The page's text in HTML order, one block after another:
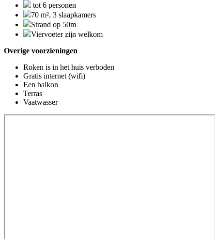
tot 6 personen
70 m², 3 slaapkamers
Strand op 50m
Viervoeter zijn welkom
Overige voorzieningen
Roken is in het huis verboden
Gratis internet (wifi)
Een balkon
Terras
Vaatwasser